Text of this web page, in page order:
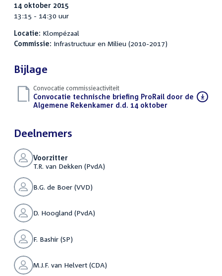
14 oktober 2015
13:15 - 14:30 uur
Locatie: Klompézaal
Commissie: Infrastructuur en Milieu (2010-2017)
Bijlage
Convocatie commissieactiviteit
Download
bestand:
Convocatie technische briefing ProRail door de
Algemene Rekenkamer d.d. 14 oktober(PDF)
Deelnemers
Voorzitter
T.R. van Dekken (PvdA)
B.G. de Boer (VVD)
D. Hoogland (PvdA)
F. Bashir (SP)
M.J.F. van Helvert (CDA)